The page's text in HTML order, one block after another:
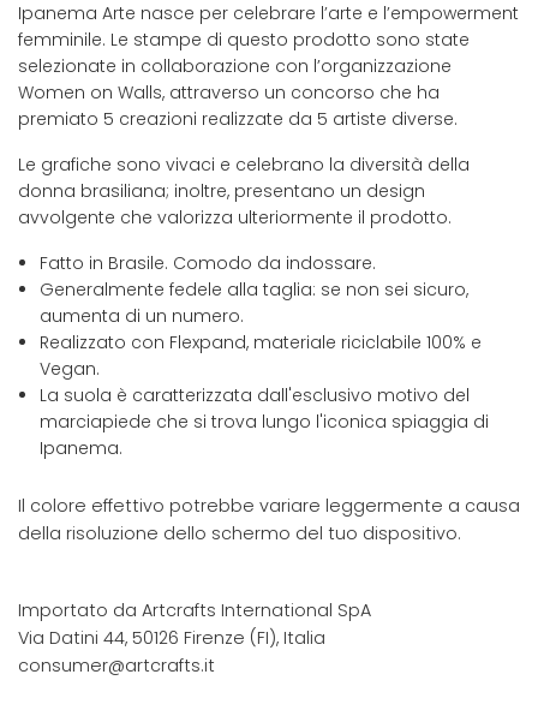
Ipanema Arte nasce per celebrare l’arte e l’empowerment
femminile. Le stampe di questo prodotto sono state
selezionate in collaborazione con l’organizzazione
Women on Walls, attraverso un concorso che ha
premiato 5 creazioni realizzate da 5 artiste diverse.
Le grafiche sono vivaci e celebrano la diversità della
donna brasiliana; inoltre, presentano un design
avvolgente che valorizza ulteriormente il prodotto.
Fatto in Brasile. Comodo da indossare.
Generalmente fedele alla taglia: se non sei sicuro,
aumenta di un numero.
Realizzato con Flexpand, materiale riciclabile 100% e
Vegan.
La suola è caratterizzata dall'esclusivo motivo del
marciapiede che si trova lungo l'iconica spiaggia di
Ipanema.
Il colore effettivo potrebbe variare leggermente a causa
della risoluzione dello schermo del tuo dispositivo.
Importato da Artcrafts International SpA
Via Datini 44, 50126 Firenze (FI), Italia
consumer@artcrafts.it